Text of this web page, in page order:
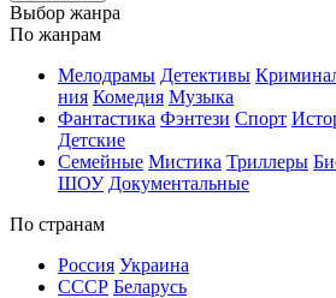
Вы­бор жан­ра
По жан­рам
Ме­ло­дра­мы Де­тек­ти­вы
ния Ко­ме­дия Му­зы­ка
Фан­та­сти­ка Фэн­те­зи Спорт
Дет­ские
Се­мей­ные Мис­ти­ка Трил­ле­ры
ШОУ До­ку­мен­таль­ные
По стра­нам
Рос­сия Ук­раи­на
СССР Бе­ла­русь